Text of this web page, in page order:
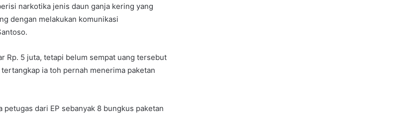
narkotika jenis daun ganja kering yang
dengan melakukan komunikasi
Rp. 5 juta, tetapi belum sempat uang tersebut
ia toh pernah menerima paketan
dari EP sebanyak 8 bungkus paketan